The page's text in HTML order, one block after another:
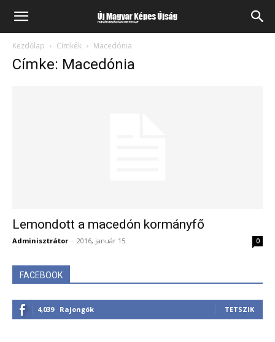
Kezdőlap Címkék Macedónia
Címke: Macedónia
Lemondott a macedón kormányfő
Adminisztrátor - 2016, január 15. 0
FACEBOOK
4,039 Rajongók TETSZIK